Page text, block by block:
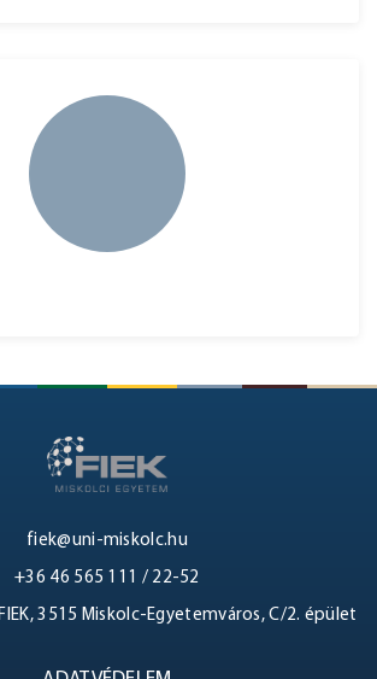
fiek@uni-miskolc.hu
+36 46 565 111 / 22-52
3515 Miskolc-Egyetemváros, C/2. épület